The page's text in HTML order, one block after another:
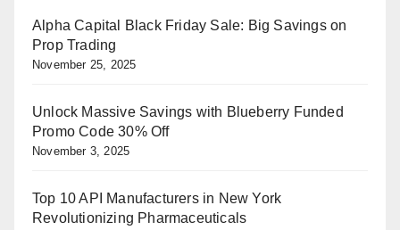
Alpha Capital Black Friday Sale: Big Savings on
Prop Trading
November 25, 2025
Unlock Massive Savings with Blueberry Funded
Promo Code 30% Off
November 3, 2025
Top 10 API Manufacturers in New York
Revolutionizing Pharmaceuticals